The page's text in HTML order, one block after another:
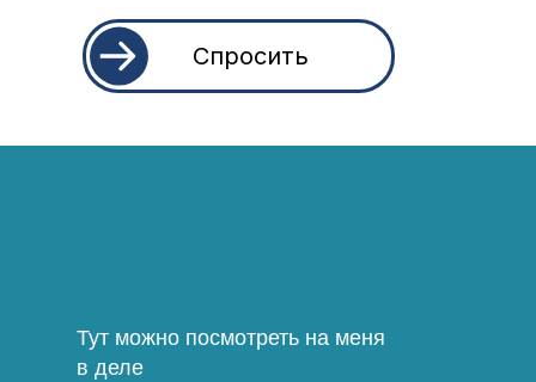
Спросить
Тут можно посмотреть на меня
в деле